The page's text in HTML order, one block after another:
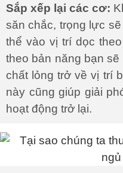
Sắp xếp lại các cơ:
săn chắc, trọng lực
thể vào vị trí dọc
theo bản năng bạn
chất lỏng trở về vị trí
này cũng giúp giải
hoạt động trở lại.